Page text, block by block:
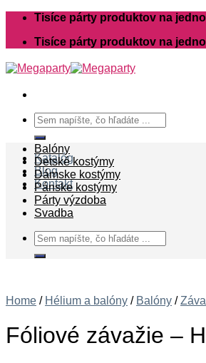
Skip
content
Tisíce párty produktov na
Tisíce párty produktov na
Search
for:
Katalóg
Blog
Kontakt
Balóny
Detské kostýmy
Dámske kostýmy
Pánske kostýmy
Párty výzdoba
Svadba
Search
for:
Home / Hélium a balóny / Balóny /
Fóliové závažie –